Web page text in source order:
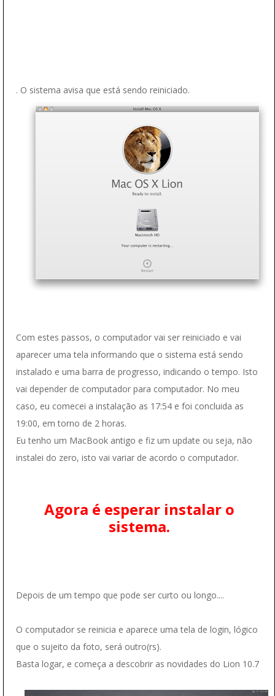
. O sistema avisa que está sendo reiniciado.
Com estes passos, o computador vai ser reiniciado e vai
aparecer uma tela informando que o sistema está sendo
instalado e uma barra de progresso, indicando o tempo. Isto
vai depender de computador para computador. No meu
caso, eu comecei a instalação as 17:54 e foi concluida as
19:00, em torno de 2 horas.
Eu tenho um MacBook antigo e fiz um update ou seja, não
instalei do zero, isto vai variar de acordo o computador.
Agora é esperar instalar o
sistema.
Depois de um tempo que pode ser curto ou longo....
O computador se reinicia e aparece uma tela de login, lógico
que o sujeito da foto, será outro(rs).
Basta logar, e começa a descobrir as novidades do Lion 10.7